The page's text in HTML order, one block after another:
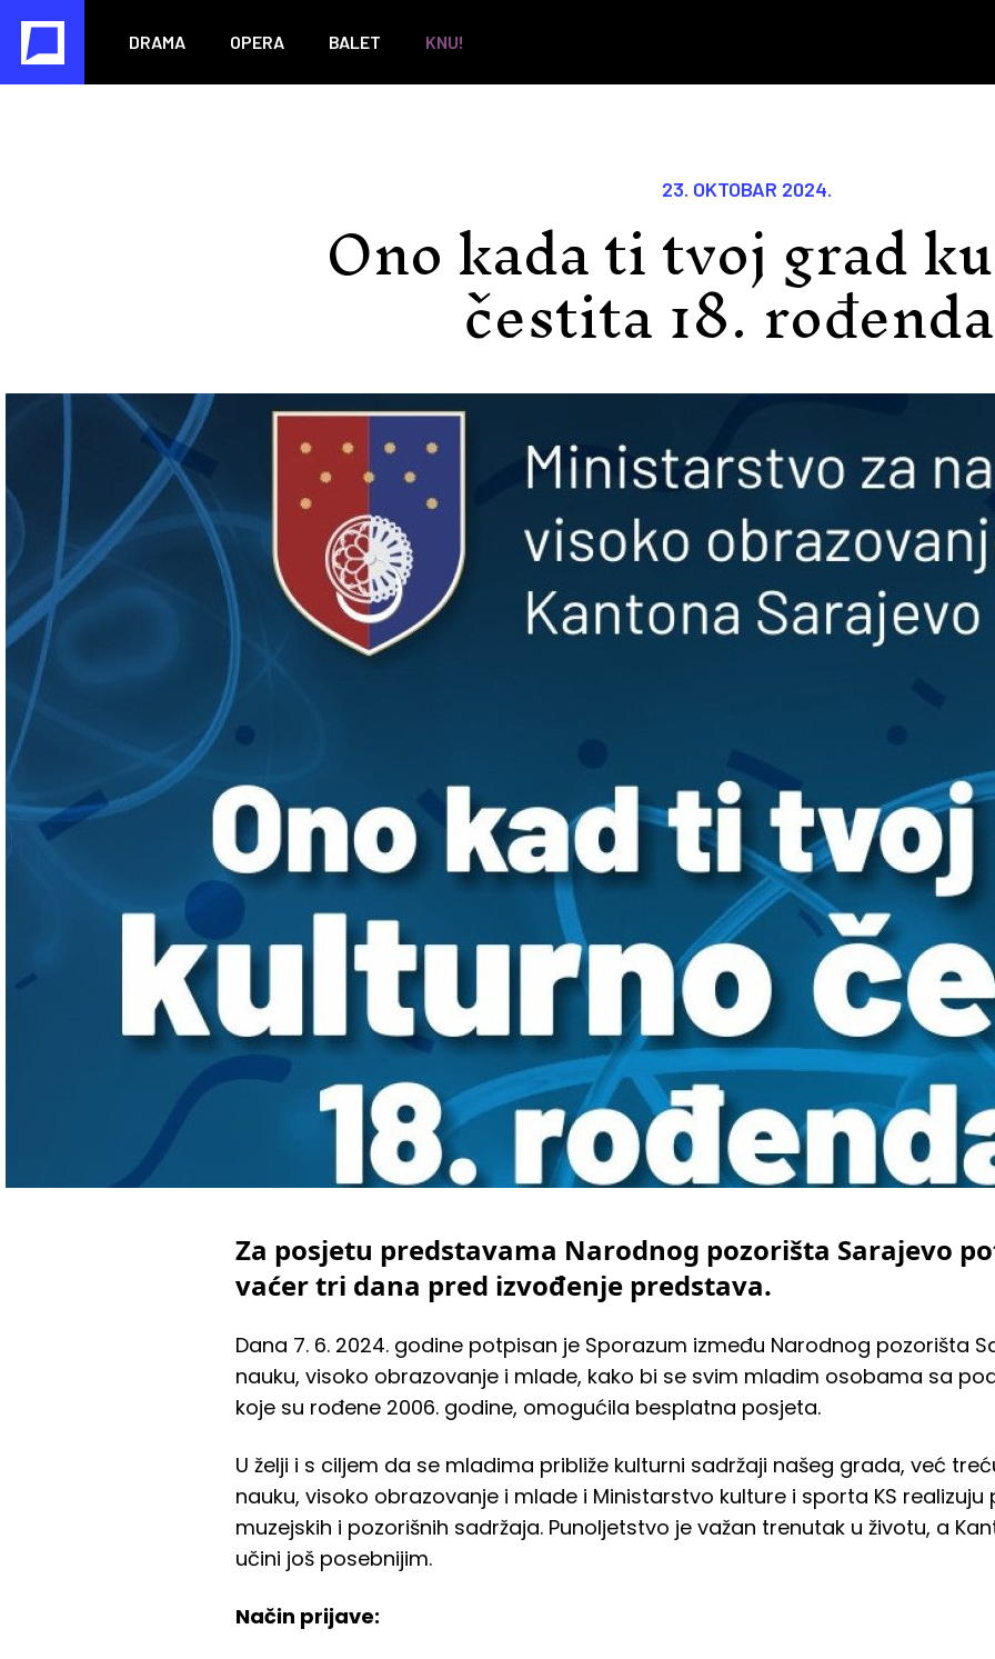
DRAMA OPERA BALET KNU!
23. OKTOBAR 2024.
Ono kada ti tvoj grad
čestita 18.
Za posjetu predstavama Narodnog pozorišta Sarajevo
vaćer tri dana pred izvođenje predstava.
Dana 7. 6. 2024. godine potpisan je Sporazum između Narodnog pozorišta
nauku, visoko obrazovanje i mlade, kako bi se svim mladim osobama sa
koje su rođene 2006. godine, omogućila besplatna posjeta.
U želji i s ciljem da se mladima približe kulturni sadržaji našeg grada, već
nauku, visoko obrazovanje i mlade i Ministarstvo kulture i sporta KS
muzejskih i pozorišnih sadržaja. Punoljetstvo je važan trenutak u životu, a
učini još posebnijim.
Način prijave: